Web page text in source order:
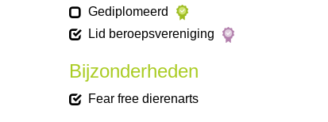
Gediplomeerd
Lid beroepsvereniging
Bijzonderheden
Fear free dierenarts